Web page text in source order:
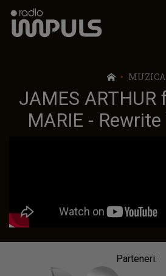
Radio Impuls
MUZICA
JAMES ARTHUR
MARIE -
Parteneri: